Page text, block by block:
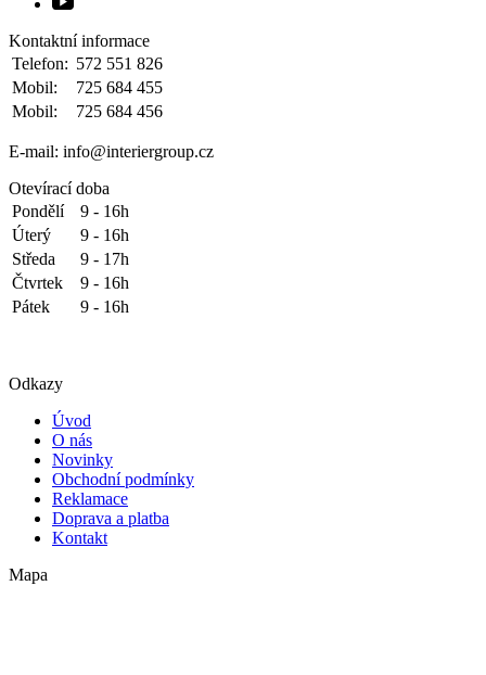
Kontaktní informace
Telefon: 572 551 826
Mobil:
725 684 455
Mobil:
725 684 456
E-mail: info@interiergroup.cz
Otevírací doba
Pondělí
9 - 16h
Úterý
9 - 16h
Středa
9 - 17h
Čtvrtek
9 - 16h
Pátek
9 - 16h
Odkazy
Úvod
O nás
Novinky
Obchodní podmínky
Reklamace
Doprava a platba
Kontakt
Mapa